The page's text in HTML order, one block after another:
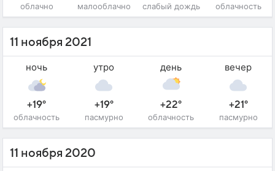
облачно малооблачно слабый дождь облачность
11 ноября 2021
ночь
+19°
облачность
утро
+19°
пасмурно
день
+22°
облачность
вечер
+21°
пасмурно
11 ноября 2020